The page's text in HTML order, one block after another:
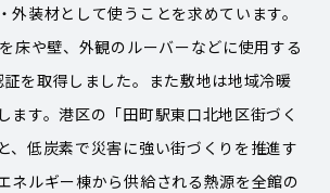
外装材として使うことを求めています。
床や壁、外観のルーバーなどに使用する
を取得しました。また敷地は地域冷暖
ます。港区の「田町駅東口北地区街づく
、低炭素で災害に強い街づくりを推進す
ネルギー棟から供給される熱源を全館の